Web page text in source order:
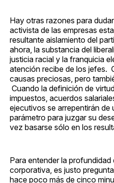
Hay otras razones para
activista de las empresas
resultante aislamiento del
ahora, la substancia del
justicia racial y la franquicia
atención recibe de los jefes.
causas preciosas, pero
Cuando la definición de
impuestos, acuerdos
ejecutivos se arrepentirán de
parámetro para juzgar su
vez basarse sólo en los
Para entender la
corporativa, es justo
hace poco más de cinco